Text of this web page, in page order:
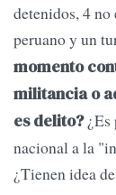
detenidos, 4
peruano y un
momento
militancia o
es delito?¿Es
nacional a la
¿Tienen idea